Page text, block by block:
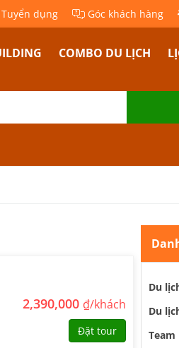
Tuyển dụng Góc khách hàng
COMBO DU LỊCH
2,390,000 ₫/khách
Đặt tour
Du
Du